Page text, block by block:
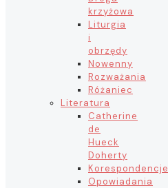
krzyżowa
Liturgia
i
obrzędy
Nowenny
Rozważania
Różaniec
Literatura
Catherine
de
Hueck
Doherty
Korespondencje
Opowiadania